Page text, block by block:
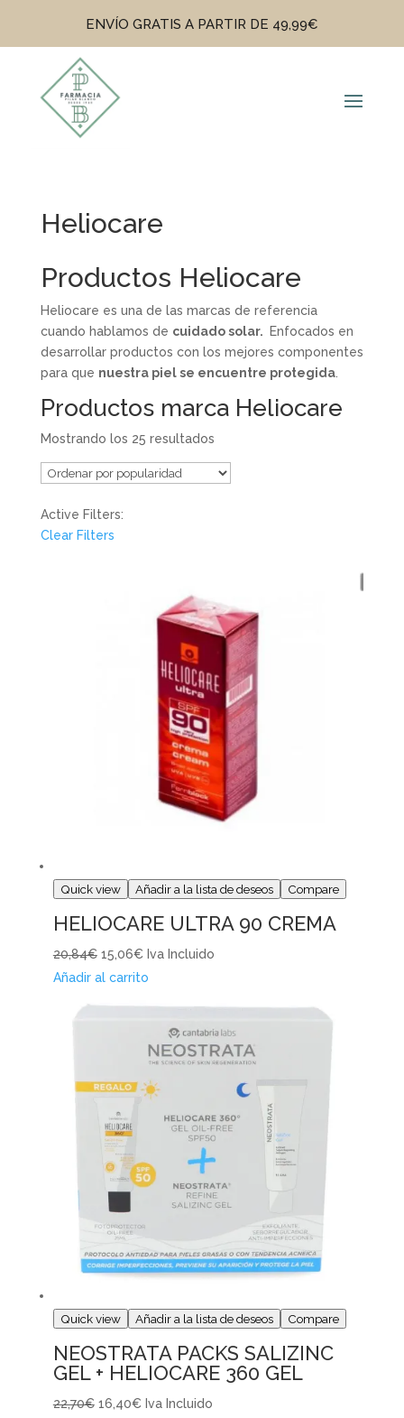
ENVÍO GRATIS A PARTIR DE 49,99€
Heliocare
Productos Heliocare
Heliocare es una de las marcas de referencia
cuando hablamos de cuidado solar.
Enfocados en
desarrollar productos con los mejores componentes
para que nuestra piel se encuentre protegida.
Productos marca Heliocare
Mostrando los 25 resultados
Active Filters:
Clear Filters
Quick view Añadir a la lista de deseos Compare
HELIOCARE ULTRA 90 CREMA
20,84€ 15,06€ Iva Incluido
Añadir al carrito
Quick view Añadir a la lista de deseos Compare
NEOSTRATA PACKS SALIZINC
GEL + HELIOCARE 360 GEL
22,70€ 16,40€ Iva Incluido